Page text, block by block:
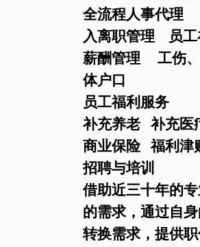
全流程人事代理
入离职管理 员
薪酬管理 工伤
体户口
员工福利服务
补充养老 补充
商业保险 福利
招聘与培训
借助近三十年的
的需求，通过自
转换需求，提供